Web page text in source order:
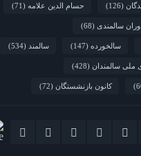
راهبردی صندوق جمعیت ملل متحد
جامعه‌محور در سالمندی
و پدربزرگ‌ها
(126) حسام الدین علامه (71)
سالمندی (68)
سالخورده (147) سالمند (534)
ملی سالمندان (428)
کانون بازنشستگان (72)